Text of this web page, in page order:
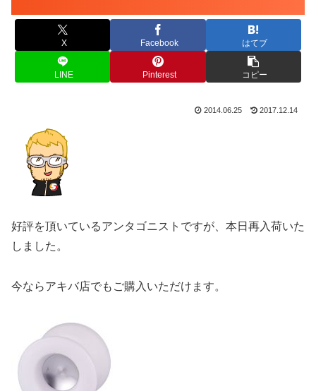
X Facebook はてブ
LINE Pinterest コピー
2014.06.25 2017.12.14
好評を頂いているアンタゴニストですが、本日再入荷いた
しました。
今ならアキバ店でもご購入いただけます。